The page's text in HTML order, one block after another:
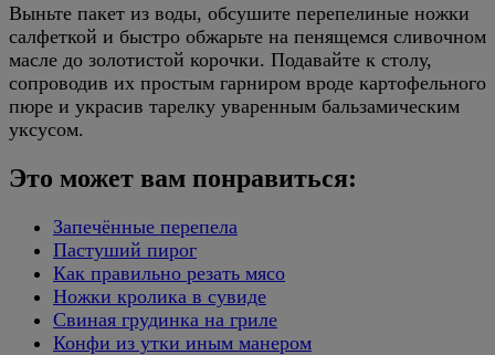
Выньте пакет из воды, обсушите перепелиные ножки
салфеткой и быстро обжарьте на пенящемся сливочном
масле до золотистой корочки. Подавайте к столу,
сопроводив их простым гарниром вроде картофельного
пюре и украсив тарелку уваренным бальзамическим
уксусом.
Это может вам понравиться:
Запечённые перепела
Пастуший пирог
Как правильно резать мясо
Ножки кролика в сувиде
Свиная грудинка на гриле
Конфи из утки иным манером